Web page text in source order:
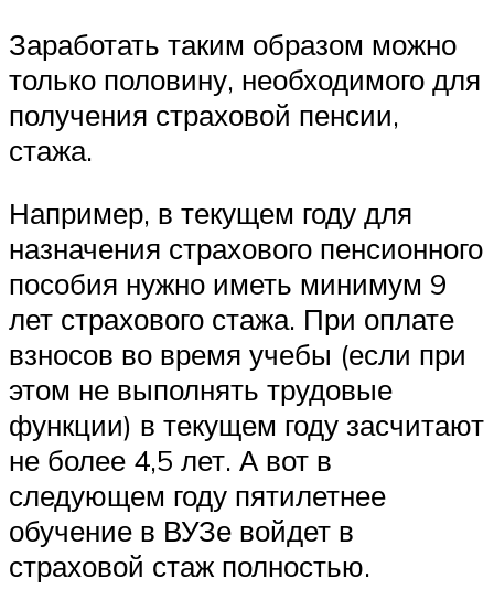
Заработать таким образом можно
только половину, необходимого для
получения страховой пенсии,
стажа.
Например, в текущем году для
назначения страхового пенсионного
пособия нужно иметь минимум 9
лет страхового стажа. При оплате
взносов во время учебы (если при
этом не выполнять трудовые
функции) в текущем году засчитают
не более 4,5 лет. А вот в
следующем году пятилетнее
обучение в ВУЗе войдет в
страховой стаж полностью.